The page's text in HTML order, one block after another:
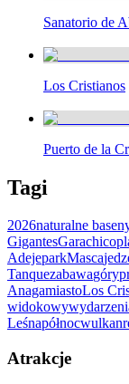
Sanatorio de
Los Cristianos
Puerto de la
Tagi
2026naturalne
GigantesGarachico
AdejeparkMasca
Tanquezabawagóry
AnagamiastoLos
widokowy
Leśnapółnocwulkan
Atrakcje